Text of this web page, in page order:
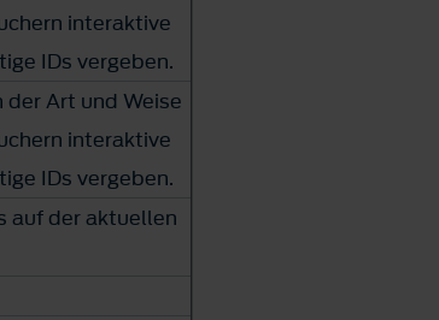
interaktive
IDs vergeben.
Art und Weise
interaktive
IDs vergeben.
auf der aktuellen